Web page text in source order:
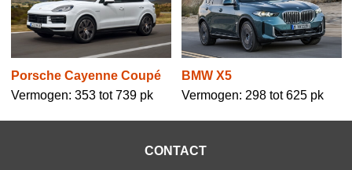
Porsche Cayenne Coupé
Vermogen: 353 tot 739 pk
BMW X5
Vermogen: 298 tot 625 pk
CONTACT